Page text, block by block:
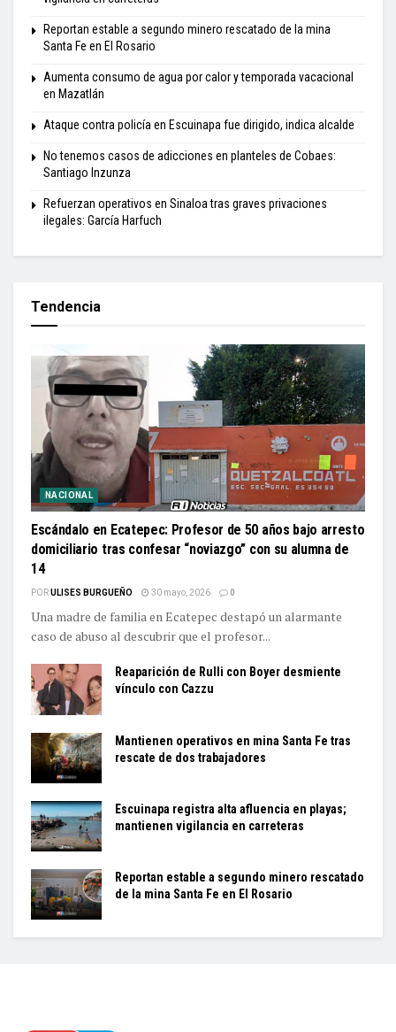
Reportan estable a segundo minero rescatado de la mina
Santa Fe en El Rosario
Aumenta consumo de agua por calor y temporada vacacional
en Mazatlán
Ataque contra policía en Escuinapa fue dirigido, indica alcalde
No tenemos casos de adicciones en planteles de Cobaes:
Santiago Inzunza
Refuerzan operativos en Sinaloa tras graves privaciones
ilegales: García Harfuch
Tendencia
NACIONAL
Escándalo en Ecatepec: Profesor de 50 años bajo arresto
domiciliario tras confesar “noviazgo” con su alumna de
14
PORULISES BURGUEÑO 30 mayo, 2026 0
Una madre de familia en Ecatepec destapó un alarmante
caso de abuso al descubrir que el profesor...
Reaparición de Rulli con Boyer desmiente
vínculo con Cazzu
Mantienen operativos en mina Santa Fe tras
rescate de dos trabajadores
Escuinapa registra alta afluencia en playas;
mantienen vigilancia en carreteras
Reportan estable a segundo minero rescatado
de la mina Santa Fe en El Rosario